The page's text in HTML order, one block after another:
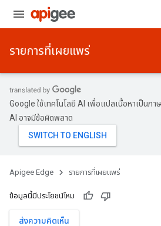
รายการที่เผยแพร่
Google ใช้เทคโนโลยี AI เพื่อแปลเนื้อหาเป็นภ
AI อาจมีข้อผิดพลาด
Apigee Edge รายการที่เผยแพร่
ข้อมูลนี้มีประโยชน์ไหม
ส่งความคิดเห็น